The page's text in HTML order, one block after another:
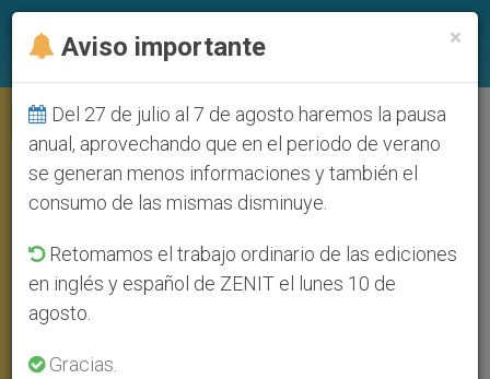
ANGELUS,PAPA FRANCISCO
×
Aviso importante
Del 27 de julio al 7 de agosto haremos la pausa
anual, aprovechando que en el periodo de verano
se generan menos informaciones y también el
consumo de las mismas disminuye.
Retomamos el trabajo ordinario de las ediciones
en inglés y español de ZENIT el lunes 10 de
agosto.
Gracias.